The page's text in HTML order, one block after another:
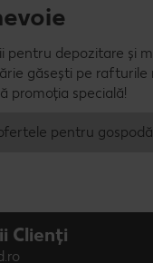
pentru depozitare și
găsești pe rafturile
promoția specială!
pentru
Clienți